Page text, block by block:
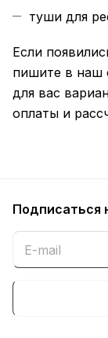
туши для
Если
пишите в наш
для вас
оплаты и
Подписаться